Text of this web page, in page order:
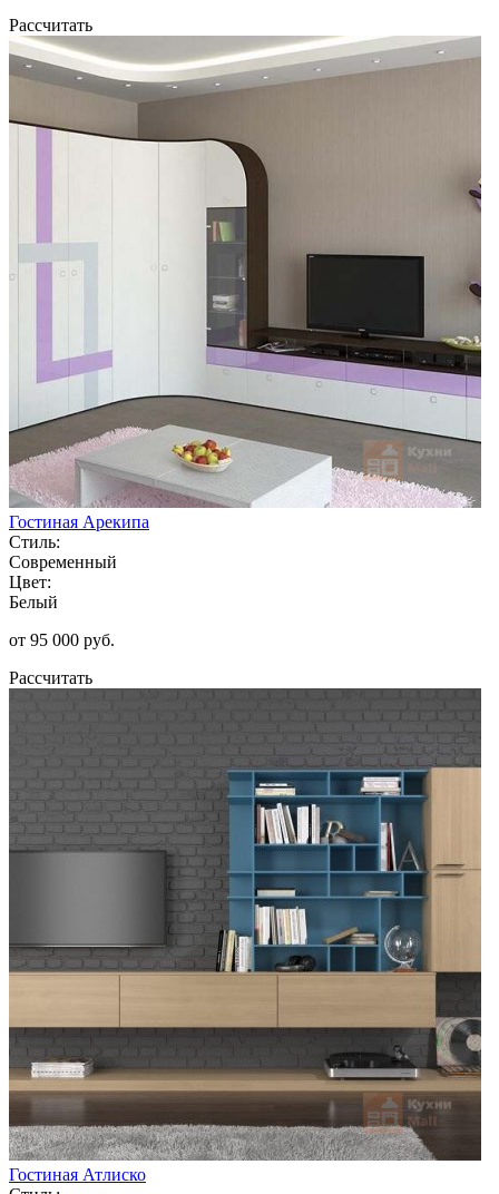
Рассчитать
Гостиная Арекипа
Стиль:
Современный
Цвет:
Белый
от 95 000 руб.
Рассчитать
Гостиная Атлиско